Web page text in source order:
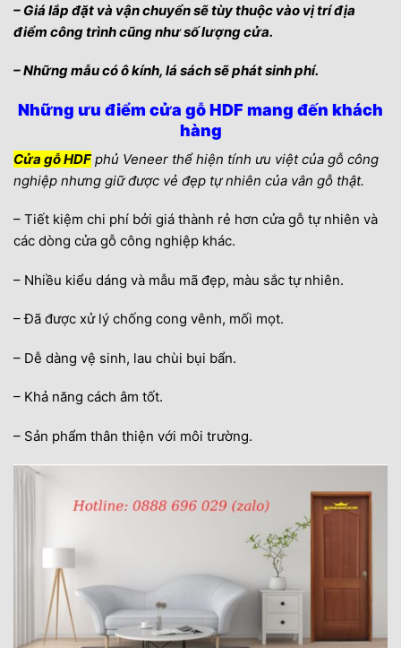
– Giá lắp đặt và vận chuyển sẽ tùy thuộc vào vị trí địa
điểm công trình cũng như số lượng cửa.
– Những mẫu có ô kính, lá sách sẽ phát sinh phí.
Những ưu điểm cửa gỗ HDF mang đến khách
hàng
Cửa gỗ HDFphủ Veneer thể hiện tính ưu việt của gỗ công
nghiệp nhưng giữ được vẻ đẹp tự nhiên của vân gỗ thật.
– Tiết kiệm chi phí bởi giá thành rẻ hơn cửa gỗ tự nhiên và
các dòng cửa gỗ công nghiệp khác.
– Nhiều kiểu dáng và mẫu mã đẹp, màu sắc tự nhiên.
– Đã được xử lý chống cong vênh, mối mọt.
– Dễ dàng vệ sinh, lau chùi bụi bẩn.
– Khả năng cách âm tốt.
– Sản phẩm thân thiện với môi trường.